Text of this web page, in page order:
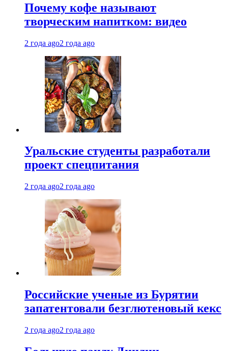
Почему кофе называют
творческим напитком: видео
2 года ago2 года ago
Уральские студенты разработали
проект спецпитания
2 года ago2 года ago
Российские ученые из Бурятии
запатентовали безглютеновый кекс
2 года ago2 года ago